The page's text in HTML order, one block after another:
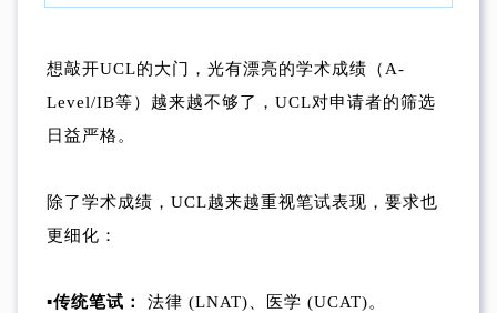
想敲开UCL的大门，光有漂亮的学术成绩（A-
Level/IB等）越来越不够了，UCL对申请者的筛选
日益严格。
除了学术成绩，UCL越来越重视笔试表现，要求也
更细化：
▪︎传统笔试：
法律 (LNAT)、医学 (UCAT)。